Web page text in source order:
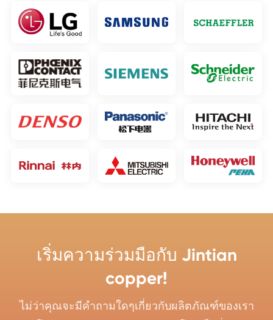
เริ่มความร่วมมือกับ Jintian
copper!
ไม่ว่าคุณจะมีคำถามใดๆเกี่ยวกับผลิตภัณฑ์ของเรา